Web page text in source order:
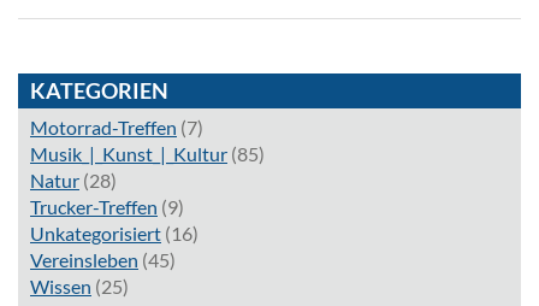
KATEGORIEN
Motorrad-Treffen (7)
Musik_|_Kunst_|_Kultur (85)
Natur (28)
Trucker-Treffen (9)
Unkategorisiert (16)
Vereinsleben (45)
Wissen (25)